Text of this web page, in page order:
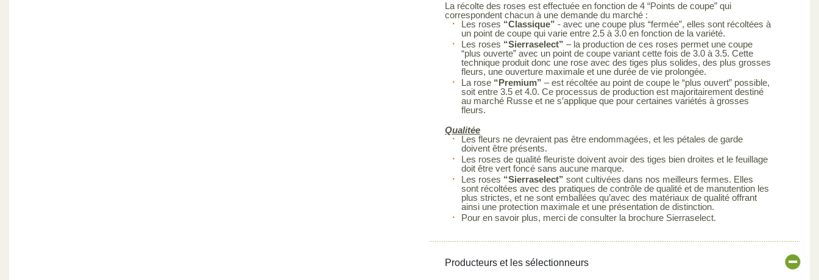
La récolte des roses est effectuée en fonction de 4 “Points de coupe” qui
correspondent chacun à une demande du marché :
Les roses “Classique” - avec une coupe plus “fermée”, elles sont récoltées à
un point de coupe qui varie entre 2.5 à 3.0 en fonction de la variété.
Les roses “Sierraselect”– la production de ces roses permet une coupe
“plus ouverte” avec un point de coupe variant cette fois de 3.0 à 3.5. Cette
technique produit donc une rose avec des tiges plus solides, des plus grosses
fleurs, une ouverture maximale et une durée de vie prolongée.
La rose “Premium”– est récoltée au point de coupe le “plus ouvert” possible,
soit entre 3.5 et 4.0. Ce processus de production est majoritairement destiné
au marché Russe et ne s’applique que pour certaines variétés à grosses
fleurs.
Qualitée
Les fleurs ne devraient pas être endommagées, et les pétales de garde
doivent être présents.
Les roses de qualité fleuriste doivent avoir des tiges bien droites et le feuillage
doit être vert foncé sans aucune marque.
Les roses “Sierraselect”sont cultivées dans nos meilleurs fermes. Elles
sont récoltées avec des pratiques de contrôle de qualité et de manutention les
plus strictes, et ne sont emballées qu’avec des matériaux de qualité offrant
ainsi une protection maximale et une présentation de distinction.
Pour en savoir plus, merci de consulter la brochure Sierraselect.
Producteurs et les sélectionneurs